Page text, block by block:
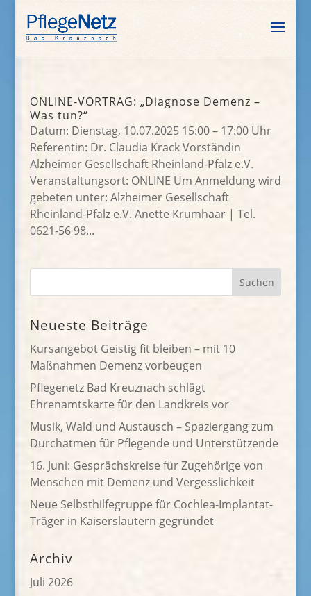
ONLINE-VORTRAG: „Diagnose Demenz –
Was tun?“
Datum: Dienstag, 10.07.2025 15:00 – 17:00 Uhr
Referentin: Dr. Claudia Krack Vorständin
Alzheimer Gesellschaft Rheinland-Pfalz e.V.
Veranstaltungsort: ONLINE Um Anmeldung wird
gebeten unter: Alzheimer Gesellschaft
Rheinland-Pfalz e.V. Anette Krumhaar | Tel.
0621-56 98...
Neueste Beiträge
Kursangebot Geistig fit bleiben – mit 10
Maßnahmen Demenz vorbeugen
Pflegenetz Bad Kreuznach schlägt
Ehrenamtskarte für den Landkreis vor
Musik, Wald und Austausch – Spaziergang zum
Durchatmen für Pflegende und Unterstützende
16. Juni: Gesprächskreise für Zugehörige von
Menschen mit Demenz und Vergesslichkeit
Neue Selbsthilfegruppe für Cochlea-Implantat-
Träger in Kaiserslautern gegründet
Archiv
Juli 2026